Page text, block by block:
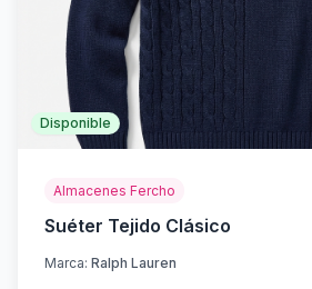
Disponible
Almacenes Fercho
Suéter Tejido Clásico
Marca: Ralph Lauren